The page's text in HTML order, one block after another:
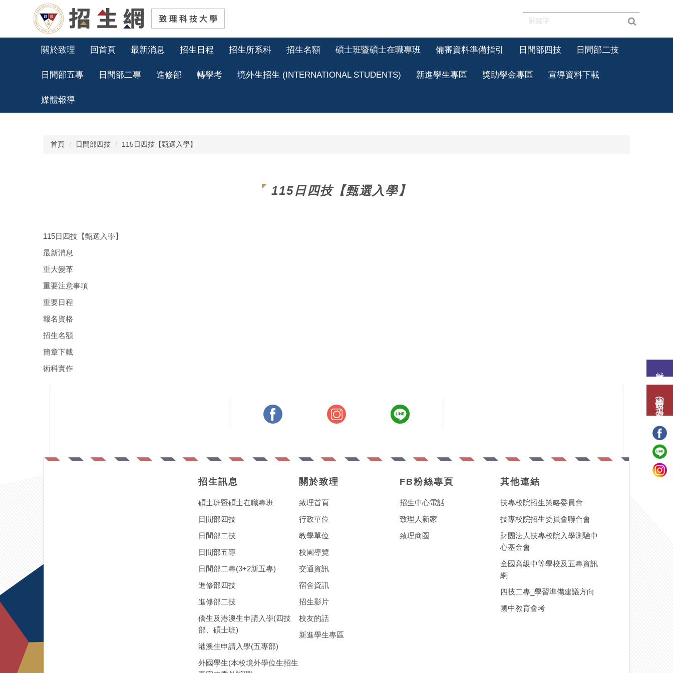
要
關於致理 回首頁 最新消息 招生日程 招生所系科 招生名額 碩士班暨碩士在職專班 備審資料準備指引 日間部四技 日間部二技
日間部五專 日間部二專 進修部 轉學考 境外生招生 (INTERNATIONAL STUDENTS) 新進學生專區 獎助學金專區 宣導資料下載
媒體報導
網路報名(填表)系統
首頁 日間部四技 115日四技【甄選入學】
115日四技【甄選入學】
115日四技【甄選入學】
最新消息
重大變革
重要注意事項
重要日程
報名資格
招生名額
簡章下載
術科實作
招生訊息
碩士班暨碩士在職專班
日間部四技
日間部二技
日間部五專
日間部二專(3+2新五專)
進修部四技
進修部二技
僑生及港澳生申請入學(四技
部、碩士班)
港澳生申請入學(五專部)
外國學生(本校境外學位生招生
關於致理
致理首頁
行政單位
教學單位
校園導覽
交通資訊
宿舍資訊
招生影片
校友的話
新進學生專區
FB粉絲專頁
招生中心電話
致理人新家
致理商圈
其他連結
技專校院招生策略委員會
技專校院招生委員會聯合會
財團法人技專校院入學測驗中
心基金會
全國高級中等學校及五專資訊
網
四技二專_學習準備建議方向
國中教育會考